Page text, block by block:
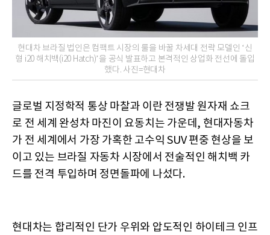
현대차 브라질 법인은 컴팩트 시장의 룰을 바꿀 차세대 전략 모델인 ‘신
형 i20 해치백(i20 Hatch)’을 공식 발표하고 본격적인 상업화 전선에 돌입
했다. 사진=현대차
글로벌 지정학적 통상 마찰과 이란 전쟁발 원자재 쇼크
로 전 세계 완성차 마진이 요동치는 가운데, 현대자동차
가 전 세계에서 가장 가혹한 고수익 SUV 편중 현상을 보
이고 있는 브라질 자동차 시장에서 전술적인 해치백 카
드를 전격 투입하며 정면돌파에 나섰다.
현대차는 합리적인 단가 우위와 압도적인 하이테크 인프